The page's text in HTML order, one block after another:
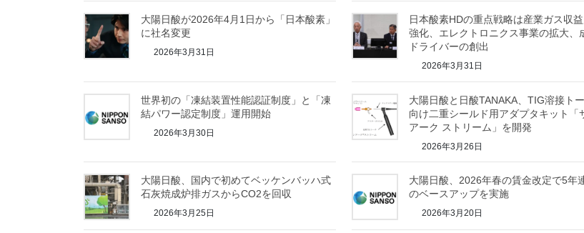
大陽日酸が2026年4月1日から「日本酸素」
に社名変更
2026年3月31日
日本酸素HDの重点戦略は産業ガス収
強化、エレクトロニクス事業の拡大、
ドライバーの創出
2026年3月31日
世界初の「凍結装置性能認証制度」と「凍
結パワー認定制度」運用開始
2026年3月30日
大陽日酸と日酸TANAKA、TIG溶接ト
向け二重シールド用アダプタキット「
アーク ストリーム」を開発
2026年3月26日
大陽日酸、国内で初めてベッケンバッハ式
石灰焼成炉排ガスからCO2を回収
2026年3月25日
大陽日酸、2026年春の賃金改定で5年
のベースアップを実施
2026年3月20日